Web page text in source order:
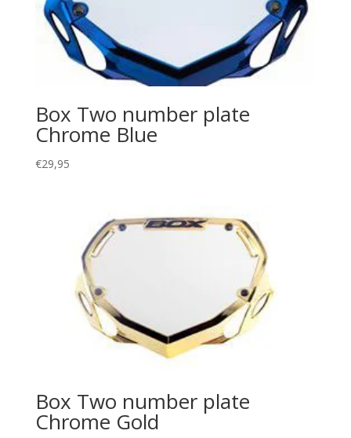
Box Two number plate
Chrome Blue
€29,95
Box Two number plate
Chrome Gold